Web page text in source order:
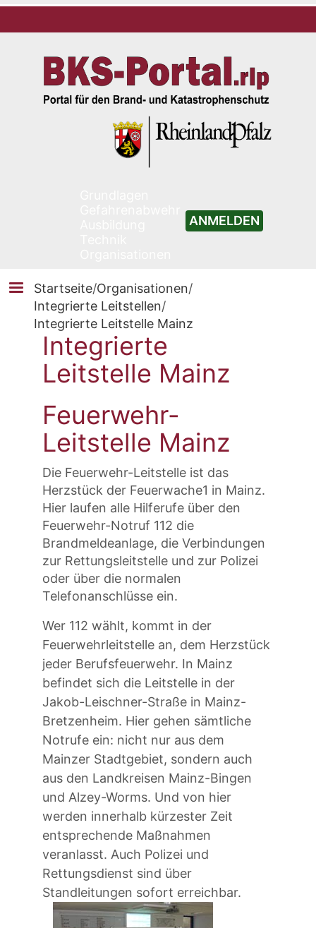
ANMELDEN
Startseite/Organisationen/
Integrierte Leitstellen/
Integrierte Leitstelle Mainz
Integrierte
Leitstelle Mainz
Feuerwehr-
Leitstelle Mainz
Die Feuerwehr-Leitstelle ist das
Herzstück der Feuerwache1 in Mainz.
Hier laufen alle Hilferufe über den
Feuerwehr-Notruf 112 die
Brandmeldeanlage, die Verbindungen
zur Rettungsleitstelle und zur Polizei
oder über die normalen
Telefonanschlüsse ein.
Wer 112 wählt, kommt in der
Feuerwehrleitstelle an, dem Herzstück
jeder Berufsfeuerwehr. In Mainz
befindet sich die Leitstelle in der
Jakob-Leischner-Straße in Mainz-
Bretzenheim. Hier gehen sämtliche
Notrufe ein: nicht nur aus dem
Mainzer Stadtgebiet, sondern auch
aus den Landkreisen Mainz-Bingen
und Alzey-Worms. Und von hier
werden innerhalb kürzester Zeit
entsprechende Maßnahmen
veranlasst. Auch Polizei und
Rettungsdienst sind über
Standleitungen sofort erreichbar.